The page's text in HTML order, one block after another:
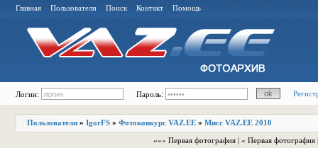
Главная Пользователи Поиск Контакт Помощь
Логин: Пароль:
Пользователи » IgorFS » Фотоконкурс VAZ.EE » Мисс VAZ.EE 2010
««« Первая фотография | « Первая фотография